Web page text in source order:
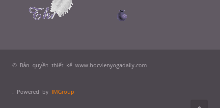
© Bản quyền thiết kế www.hocvienyogadaily.com
. Powered by IMGroup